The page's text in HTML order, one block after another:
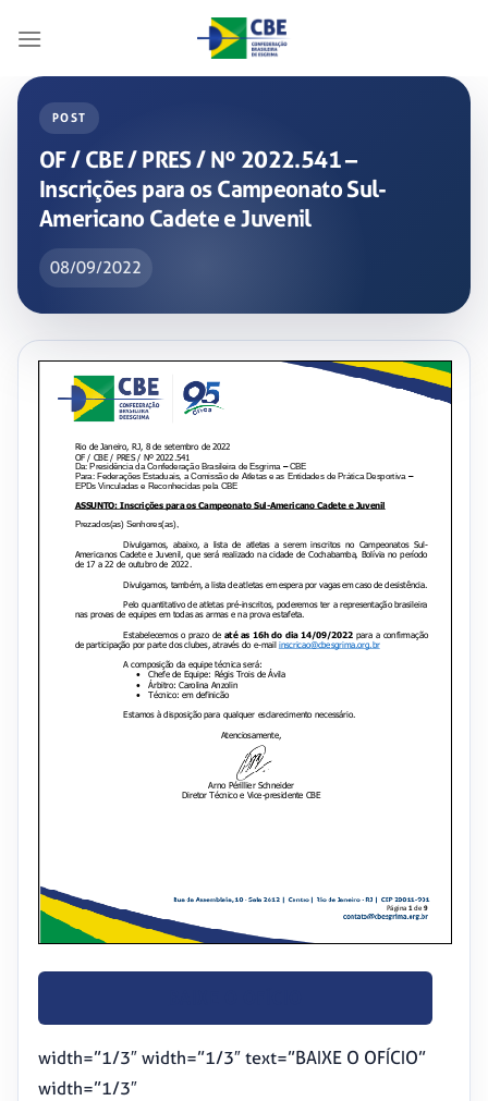
POST
OF / CBE / PRES / Nº 2022.541 –
Inscrições para os Campeonato Sul-
Americano Cadete e Juvenil
08/09/2022
width=”1/3″ width=”1/3″ text=”BAIXE O OFÍCIO”
width=”1/3″